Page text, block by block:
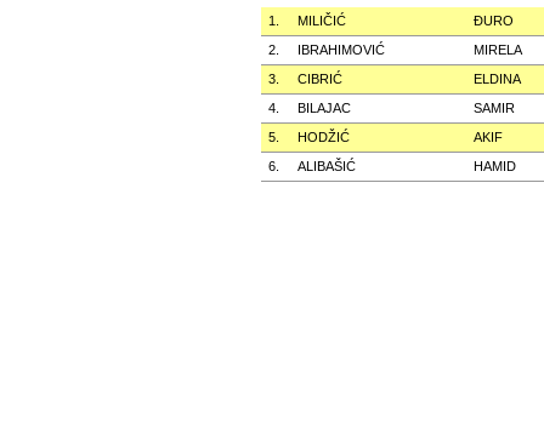
1. MILIČIĆ
ÐURO
2.
IBRAHIMOVIĆ
MIRELA
3.
CIBRIĆ
ELDINA
4.
BILAJAC
SAMIR
5.
HODŽIĆ
AKIF
6.
ALIBAŠIĆ HAMID